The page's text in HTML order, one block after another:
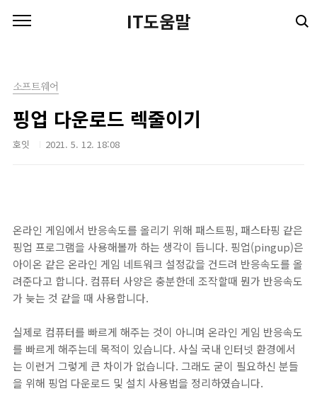
IT도움말
소프트웨어
핑업 다운로드 렉줄이기
호잇 2021. 5. 12. 18:08
온라인 게임에서 반응속도를 올리기 위해 패스트핑, 패스타핑 같은
핑업 프로그램을 사용해볼까 하는 생각이 듭니다. 핑업(pingup)은
아이온 같은 온라인 게임 네트워크 설정값을 건드려 반응속도를 올
려준다고 합니다. 컴퓨터 사양은 충분한데 조작할때 뭔가 반응속도
가 늦는 것 같을 때 사용합니다.
실제로 컴퓨터를 빠르게 해주는 것이 아니며 온라인 게임 반응속도
를 빠르게 해주는데 목적이 있습니다. 사실 국내 인터넷 환경에서
는 이런거 그렇게 큰 차이가 없습니다. 그래도 굳이 필요하신 분들
을 위해 핑업 다운로드 및 설치 사용법을 정리하였습니다.